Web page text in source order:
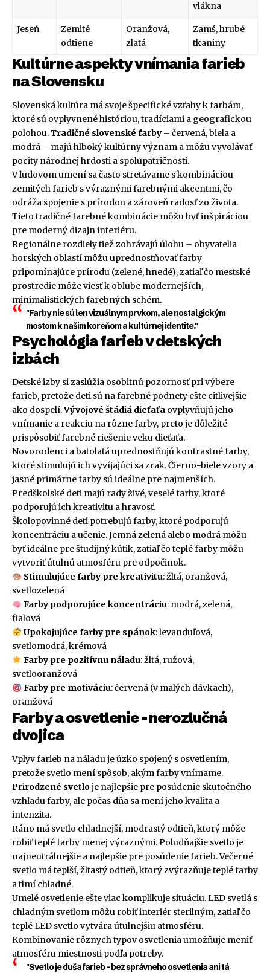
vlákna
Jeseň
Zemité
odtiene
Oranžová,
zlatá
Zamš, hrubé
tkaniny
Kultúrne aspekty vnímania farieb
na Slovensku
Slovenská kultúra má svoje špecifické vzťahy k farbám,
ktoré sú ovplyvnené históriou, tradíciami a geografickou
polohou.Tradičné slovenské farby – červená, biela a
modrá – majú hlboký kultúrny význam a môžu vyvolávať
pocity národnej hrdosti a spolupatričnosti.
V ľudovom umení sa často stretávame s kombináciou
zemitých farieb s výraznými farebnými akcentmi, čo
odráža spojenie s prírodou a zároveň radosť zo života.
Tieto tradičné farebné kombinácie môžu byť inšpiráciou
pre moderný dizajn interiéru.
Regionálne rozdiely tiež zohrávajú úlohu – obyvatelia
horských oblastí môžu uprednostňovať farby
pripomínajúce prírodu (zelené, hnedé), zatiaľ čo mestské
prostredie môže viesť k obľube modernejších,
minimalistických farebných schém.
"Farby nie sú len vizuálnym prvkom, ale nostalgickým
mostom k našim koreňom a kultúrnej identite."
Psychológia farieb v detských
izbách
Detské izby si zaslúžia osobitnú pozornosť pri výbere
farieb, pretože deti sú na farebné podnety ešte citlivejšie
ako dospelí.Vývojové štádiá dieťaťa ovplyvňujú jeho
vnímanie a reakciu na rôzne farby, preto je dôležité
prispôsobiť farebné riešenie veku dieťaťa.
Novorodenci a batolatá uprednostňujú kontrastné farby,
ktoré stimulujú ich vyvíjajúci sa zrak. Čierno-biele vzory a
jasné primárne farby sú ideálne pre najmenších.
Predškolské deti majú rady živé, veselé farby, ktoré
podporujú ich kreativitu a hravosť.
Školopovinné deti potrebujú farby, ktoré podporujú
koncentráciu a učenie. Jemná zelená alebo modrá môžu
byť ideálne pre študijný kútik, zatiaľ čo teplé farby môžu
vytvoriť útulnú atmosféru pre odpočinok.
Stimulujúce farby pre kreativitu: žltá, oranžová,
svetlozelená
Farby podporujúce koncentráciu: modrá, zelená,
fialová
Upokojujúce farby pre spánok: levanduľová,
svetlomodrá, krémová
Farby pre pozitívnu náladu: žltá, ružová,
svetlooranžová
Farby pre motiváciu: červená (v malých dávkach),
oranžová
Farby a osvetlenie – nerozlučná
dvojica
Vplyv farieb na náladu je úzko spojený s osvetlením,
pretože svetlo mení spôsob, akým farby vnímame.
Prirodzené svetloje najlepšie pre posúdenie skutočného
vzhľadu farby, ale počas dňa sa mení jeho kvalita a
intenzita.
Ráno má svetlo chladnejší, modrastý odtieň, ktorý môže
robiť teplé farby menej výraznými. Poludňajšie svetlo je
najneutrálnejšie a najlepšie pre posúdenie farieb. Večerné
svetlo má teplší, žltastý odtieň, ktorý zvýrazňuje teplé farby
a tlmí chladné.
Umelé osvetlenie ešte viac komplikuje situáciu. LED svetlá s
chladným svetlom môžu robiť interiér sterilným, zatiaľ čo
teplé LED svetlo vytvára útulnejšiu atmosféru.
Kombinovanie rôznych typov osvetlenia umožňuje meniť
atmosféru miestnosti podľa potreby.
"Svetlo je duša farieb – bez správneho osvetlenia ani tá